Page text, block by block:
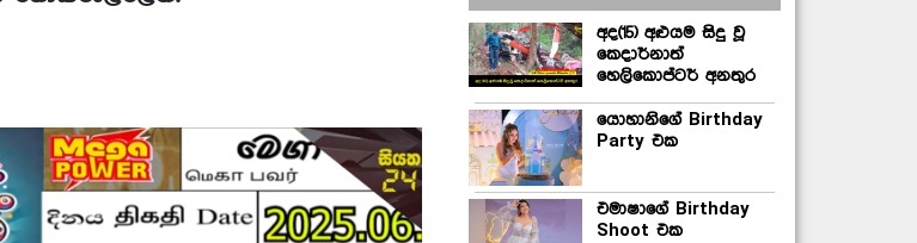
අද(15) අළුයම සිදු වූ
කෙදාර්නාත්
හෙලිකොප්ටර් අනතුර
යොහානිගේ Birthday
Party එක
එමාෂාගේ Birthday
Shoot එක